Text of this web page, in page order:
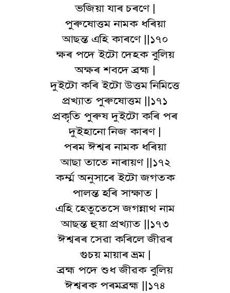
ভজিয়া যাৰ চৰণে |
পুৰুষোত্তম নামক ধৰিয়া
আছন্ত এহি কাৰণে ||১৭০
ক্ষৰ পদে ইটো দেহক বুলিয়
অক্ষৰ শবদে ব্ৰহ্ম |
দুইটো কৰি ইটো উত্তম নিমিত্তে
প্ৰখ্যাত পুৰুষোত্তম ||১৭১
প্ৰকৃতি পুৰুষ দুইটো কৰি পৰ
দুইহানো নিজ কাৰণ |
পৰম ঈশ্বৰ নামক ধৰিয়া
আছা তাতে নাৰায়ণ ||১৭২
কৰ্ম্ম অনুসাৰে ইটো জগতক
পালন্ত হৰি সাক্ষাত |
এহি হেতুতেসে জগন্নাথ নাম
আছন্ত হুয়া প্ৰখ্যাত ||১৭৩
ঈশ্বৰৰ সেৱা কৰিলে জীৱৰ
গুচয় মায়াৰ ভ্ৰম |
ব্ৰহ্ম পদে শুধ জীৱক বুলিয়
ঈশ্বৰক পৰমব্ৰহ্ম ||১৭৪